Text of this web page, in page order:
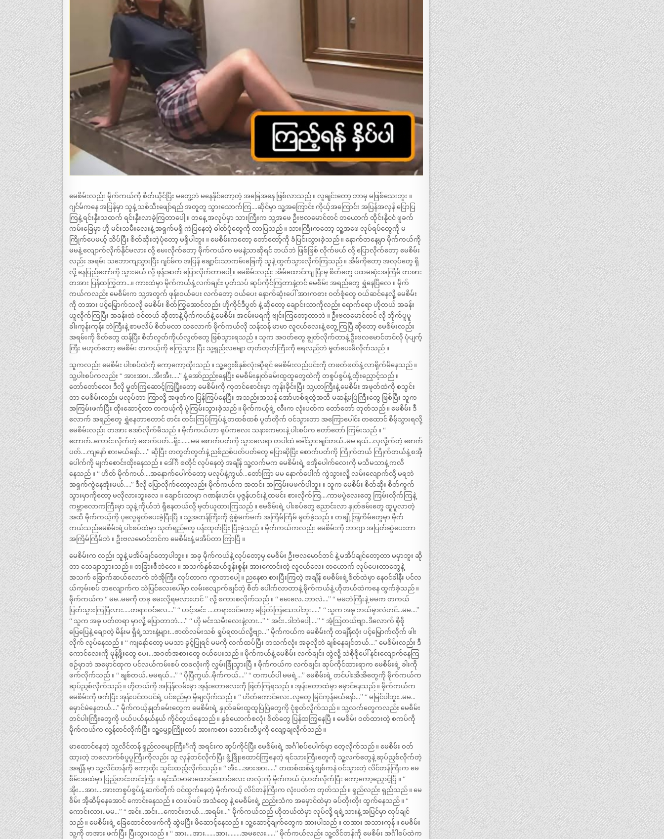
မေစိမ်းလည်း မိုက်ကယ်ကို စိတ်ယိုင်ပြီး မတွေ့ဘဲ မနေနိုင်တော့တဲ့ အခြေအနေ ဖြစ်လာသည် ။ လူချင်းတော့ ဘာမှ မဖြစ်သေးဘူး ။
ဂျင်မ်ကနေ အပြန်မှာ သူနဲ့ သစ်သီးဖျော်ရည် အတူတူ သွားသောက်ကြ….ဆိုင်မှာ သူ့အကြောင်း ကိုယ့်အကြောင်း အပြန်အလှန် ပြောပြ
ကြနဲ့ ရင်းနှီးသထက် ရင်းနှီးလာခဲ့ကြတာပေါ့ ။ တနေ့ အလုပ်မှာ သားကြီးက သူ့အဖေ ဦးဗလမောင်တင် တယောက် ထိုင်းနိုငငံ ဖူခက်
ကမ်းခြေမှာ ဟို မင်းသမီးလေးနဲ့ အရှက်မရှိ ကဲပြနေတဲ့ ဓါတ်ပုံတွေကို လာပြသည် ။ သားကြီးကတော့ သူ့အဖေ လုပ်ရပ်တွေကို မ
ကြိုက်ပေမယ့် သိပ်ပြီး စိတ်ဆိုးတဲ့ပုံတော့ မရှိပါဘူး ။ မေစိမ်းကတော့ တော်တော့်ကို ခံပြင်းသွားခဲ့သည် ။ နောက်တနေ့မှာ မိုက်ကယ်ကို
မမနဲ့ လျောက်လိုက်နိုင်မလား လို့ မေးလိုက်တော့ မိုက်ကယ်က မမနဲ့သာဆိုရင် ဘယ်ဘဲ ဖြစ်ဖြစ် လိုက်မယ် လို့ ပြောလိုက်တော့ မေစိမ်း
လည်း အရမ်း သဘောကျသွားပြီး ဂျင်မ်က အပြန် ချော့င်းသာကမ်းခြေကို သူနဲ့ ထွက်သွားလိုက်ကြသည် ။ အိမ်ကိုတော့ အလုပ်တွေ ရှိ
လို့ နေပြည်တော်ကို သွားမယ် လို့ ဖုန်းဆက် ပြောလိုက်တာပေါ့ ။ မေစိမ်းလည်း အိမ်ထောင်ကျ ပြီးမှ စိတ်တွေ ပထမဆုံးအကြိမ် တအား
တအား ပြန်ထကြွတာ…။ ကားထဲမှာ မိုက်ကယ်နဲ့ လက်ချင်း ပွတ်သပ် ဆုပ်ကိုင်ကြတာနဲ့တင် မေစိမ်း အရည်တွေ ရွှဲနေပြီလေ ။ မိုက်
ကယ်ကလည်း မေစိမ်းက သူ့အတွက် ဖုန်းဝယ်ပေး လက်တော့ ဝယ်ပေး နောက်ဆုံးပေါ် အားကစား ဝတ်စုံတွေ ဝယ်ဆင်နေလို့ မေစိမ်း
ကို တအား ပင့်မြှောက်သလို မေစိမ်း စိတ်ကြွအောင်လည်း ဟိုကိုင်ဒီပွတ် နဲ့ ဆိုတော့ ချောင်းသာကိုလည်း ရောက်ရော ဟိုတယ် အခန်း
ယူလိုက်ကြပြီး အခန်းထဲ ဝင်တယ် ဆိုတာနဲ့ မိုက်ကယ်နဲ့ မေစိမ်း အငမ်းမရကို ဗျင်းကြတော့တာဘဲ ။ ဦးဗလမောင်တင် လို ဘိုက်ပူပူ
ခါးကုန်းကုန်း ဘဲကြီးနဲ့ စာမလိပ် စိတ်မလာ သလောက် မိုက်ကယ်လို သန်သန် မာမာ လူငယ်လေးနဲ့ တွေ့ကြပြီ ဆိုတော့ မေစိမ်းလည်း
အရမ်းကို စိတ်တွေ ထန်ပြီး စိတ်လွတ်ကိုယ်လွတ်တွေ ဖြစ်သွားရသည် ။ သူက အဝတ်တွေ ချွတ်လိုက်တာနဲ့ ဦးဗလမောင်တင်လို ပုံပျက့်
ကြီး မဟုတ်တော့ မေစိမ်း တကယ့်ကို ကြွေသွား ပြီး သူ့ရှည်လမျော တုတ်တုတ်ကြီးကို ရေလည်ဘဲ မှုတ်ပေးမိလိုက်သည် ။
သူကလည်း မေစိမ်း ပါးစပ်ထဲကို ကော့ကော့ထိုးသည် ။ သူ့ဂွေးစိနှစ်လုံးဆိုရင် မေစိမ်းလည်ပင်းကို တဖတ်ဖတ်နဲ့ လာရိုက်မိနေသည် ။
သူ့ပါးစပ်ကလည်း “ အားအား…အီးအီး…..” နဲ့ အော်ညည်းနေပြီး မေစိမ်းနှုတ်ခမ်းထူထူတွေထဲကို တစွပ်စွပ်နဲ့ ထိုးညှောင့်သည် ။
တော်တော်လေး ဒီလို မှုတ်ကြဆောင့်ကြပြီ့းတော့ မေစိမ်းကို ကုတင်စောင်းမှာ ကုန်းခိုင်းပြီး သူ့ဟာကြီးနဲ့ မေစိမ်း အဖုတ်ထဲကို စသွင်း
တာ မေစိမ်းလည်း မလုပ်တာ ကြာလို့ အဖုတ်က ပြန်ကြပ်နေပြီး အသည်းအသန် အော်ဟစ်ရတဲ့အထိ မဆန့်မပြဲကြီးတွေ ဖြစ်ပြီး သူက
အကြမ်းဖက်ပြီး ထိုးဆောင့်တာ တကယ့်ကို ပွဲကြမ်းသွားခဲ့သည် ။ မိုက်ကယ့်ရဲ့ လီးက လုံးပတ်က တော်တော် တုတ်သည် ။ မေစိမ်း ဒီ
လောက် အရည်တွေ ရွှဲနေတာတောင် တင်း တင်းကြပ်ကြပ်နဲ့ တထစ်ထစ် ပွတ်တိုက် ဝင်သွားတာ အကြောပေါင်း တထောင် စိမ့်သွားရလို့
မေစိမ်းလည်း တအား အော်လိုက်မိသည် ။ မိုက်ကယ်ဟာ ရုပ်ကလေး သနားကမားနဲ့ ပါးစပ်က တော်တော် ကြမ်းသည် ။ “
တောက်..ကောင်းလိုက်တဲ့ စောက်ပတ်…ရှီး…….မမ စောက်ပတ်ကို သွားလေရာ တပါထဲ ခေါ်သွားချင်တယ်..မမ ရယ်…လှလို့က်တဲ့ စောက်
ပတ်….ကျနော် စားမယ်နော်…..” ဆိုပြီး တတွတ်တွတ်နဲ့ ညစ်ညစ်ပတ်ပတ်တွေ ပြောဆိုပြီး စောက်ပတ်ကို ကြိုက်တယ် ကြိုက်တယ်နဲ့ စအို
ပေါက်ကို မျက်စောင်းထိုးနေသည် ။ ဒေါ်ဂီ စတိုင် လုပ်နေတဲ့ အချိန် သူ့လက်မက မေစိမ်းရဲ့ စအိုပေါက်လေးကို မသိမသာနဲ့ ကလိ
နေသည် ။ “ ဟိတ် မိုက်ကယ်….အနောက်ပေါက်တော့ မလုပ်နဲ့ကွယ်…တော်ကြာ မမ နောက်ပေါက် ကွဲသွားလို့ လမ်းလျောက်လို့ မရဘဲ
အရှက်ကွဲနေအုံးမယ်…..” ဒီလို ပြောလိုက်တော့လည်း မိုက်ကယ်က အတင်း အကြမ်းမဖက်ပါဘူး ။ သူက မေစိမ်း စိတ်ဆိုး စိတ်ကွက်
သွားမှာကိုတော့ မလိုလားဘူးလေ ။ ချောင်းသာမှာ ဂဏန်းဟင်း ပုဇွန်ဟင်းနဲ့ ထမင်း စားလိုက်ကြ….ကာမပွဲလေးတွေ ကြမ်းလိုက်ကြနဲ့
ကမ္ဘာလောကကြီးမှာ သူနဲ့ ကိုယ်ဘဲ ရှိနေတယ်လို့ မှတ်ယူထားကြသည် ။ မေစိမ်းရဲ့ ပါးစပ်တွေ ညောင်းလာ နှုတ်ခမ်းတွေ ထူပူလာတဲ့
အထိ မိုက်ကယ့်ကို ပုလွေမှုတ်ပေးခဲ့ပြီးပြီ ။ သူ့အတန်ကြီးကို စွဲစွဲမက်မက် အကြိမ်ကြိမ် မှုတ်ခဲ့သည် ။ တချို့အြ့ကိမ်တွေမှာ မိုက်
ကယ်သည်မေစိမ်းရဲ့ပါးစပ်ထဲမှာ သုတ်ရည်တွေ ပန်းထုတ်ပြီး ပြီးခဲ့သည် ။ မိုက်ကယ်ကလည်း မေစိမ်းကို ဘာဂျာ အပြတ်ဆွဲပေးတာ
အကြိမ်ကြိမ်ဘဲ ။ ဦးဗလမောင်တင်က မေစိမ်းနဲ့ မအိပ်တာ ကြာပြီ ။
မေစိမ်းက လည်း သူနဲ့ မအိပ်ချင်တော့ပါဘူး ။ အခု မိုက်ကယ်နဲ့ လုပ်တော့မှ မေစိမ်း ဦးဗလမောင်တင် နဲ့ မအိပ်ချင်တော့တာ မမှာဘူး ဆို
တာ သေချာသွားသည် ။ တခြားစီဘဲလေ ။ အသက်နှစ်ဆယ်စွန်းစွန်း အားကောင်းတဲ့ လူငယ်လေး တယောက် လုပ်ပေးတာတွေနဲ့
အသက် ခြောက်ဆယ်လောက် ဘဲအိုကြီး လုပ်တာက ကွာတာပေါ့ ။ ညနေစာ စားပြီးကြတဲ့ အချိန် မေစိမ်းရဲ့စိတ်ထဲမှာ နေဝင်ခါနီး ပင်လ
ယ်က့မ်းစပ် တလျောက်က သဲပြင်လေးပေါ်မှာ လမ်းလျောက်ချင်တဲ့ စိတ် ပေါက်လာတာနဲ့ မိုက်ကယ်နဲ့ ဟိုတယ်ထဲကနေ ထွက်ခဲ့သည် ။
မိုက်ကယ်က “ မမ..မမကို တခု မေးလို့ရမလားဟင် ” လို့ စကားစလိုက်သည် ။ “ မေးလေ..ဘာလဲ….” “ မမဘဲကြီးနဲ့ မမက တကယ်
ပြတ်သွားကြပြီလား…..တရားဝင်လေ….” “ ဟင့်အင်း ….တရားဝင်တော့ မပြတ်ကြသေးပါဘူး…..” “ သူက အခု ဘယ်မှာလဲဟင်…မမ….”
“ သူက အခု ပတ်တရာ မှာလို့ ပြောတာဘဲ…..” “ ဟို မင်းသမီးလေးနဲ့လား…” “ အင်း..ဒါဘဲပေါ့…..” “ အံ့သြတယ်ဗျာ..ဒီလောက် စိုစို
ပြေပြေနဲ့ ချောတဲ့ မိန်းမ ရှိရဲ့သားနဲ့များ…ဇာတ်လမ်းသစ် ရှုပ်ရတယ်လို့ဗျာ…” မိုက်ကယ်က မေစိမ်းကို တချိန်လုံး ပင့်မြှောက်လိုက် ဖါး
လိုက် လုပ်နေသည် ။ “ ကျနော်တော့ မမသာ ခွင့်ပြုရင် မမကို လက်ထပ်ပြီး တသက်လုံး အခုလိုဘဲ ချစ်နေချင်တယ်….” မေစိမ်းလည်း ဒီ
ကောင်လေးကို မုန့်ဖို့းတွေ ပေး…အဝတ်အစားတွေ ဝယ်ပေးသည် ။ မိုက်ကယ်နဲ့ မေစိမ်း လက်ချင်း တွဲလို့ သဲစိုစိုပေါ် နင်းလျောက်နေကြ
စဉ်မှာဘဲ အမှောင်ထုက ပင်လယ်ကမ်းစပ် တခလုံးကို လွှမ်းခြုံသွားပြီ ။ မိုက်ကယ်က လက်ချင်း ဆုပ်ကိုင်ထားရာက မေစိမ်းရဲ့ ခါးကို
ဖက်လိုက်သည် ။ “ ချစ်တယ်..မမရယ်….” “ ပိုပြီကွယ်..မိုက်ကယ်….” “ တကယ်ပါ မမရဲ့…” မေစိမ်းရဲ့ တင်ပါးအိအိတွေကို မိုက်ကယ်က
ဆုပ်ညှစ်လိုက်သည် ။ ဟိုတယ်ကို အပြန်လမ်းမှာ အုန်းတောလေးကို ဖြတ်ကြရသည် ။ အုန်းတောထဲမှာ မှောင်နေသည် ။ မိုက်ကယ်က
မေစိမ်းကို ဖက်ပြီး အုန်းပင်တပင်ရဲ့ ပင်စည်မှာ မှီချလိုက်သည် ။ “ ဟိတ်ကောင်လေး..လူတွေ မြင်ကုန်မယ်နော်…” “ မမြင်ပါဘူး..မမ…
မှောင်မဲနေတယ်….” မိုက်ကယ့်နှုတ်ခမ်းတွေက မေစိမ်းရဲ့ နှုတ်ခမ်းထူထူပြဲပြဲတွေကို ငုံစုတ်လိုက်သည် ။ သူ့လက်တွေကလည်း မေစိမ်း
တင်ပါးကြီးတွေကို ပယ်ပယ်နယ်နယ် ကိုင်တွယ်နေသည် ။ နှစ်ယောက်စလုံး စိတ်တွေ ပြန်ထကြွနေပြီ ။ မေစိမ်း ဝတ်ထားတဲ့ စကပ်ကို
မိုက်ကယ်က လှ့န်တင်လိုက်ပြီး သူ့မျှော့ကြိုးတပ် အားကစား ဘောင်းဘီပွကို လျော့ချလိုက်သည် ။
မာထောင်နေတဲ့ သူ့လိင်တန် ရှည်လမျောကြီးိကို အရင်းက ဆုပ်ကိုင်ပြီး မေစိမ်းရဲ့ အင်္ဂါစပ်ပေါက်မှာ တေ့လိုက်သည် ။ မေစိမ်း ဝတ်
ထာ့းတဲ့ ဘလောက်စ်ပွပွကြီးကိုလည်း သူ လှန်တင်လိုက်ပြီး ဖွံ့ဖြိုးထောင်ကြွနေတဲ့ ရင်သားကြီးတွေကို သူ့လက်တွေနဲ့ ဆုပ်ညှစ်လိုက်တဲ့
အချိန် မှာ သူ့လိင်တန်ကို ကော့ထိုး သွင်းထည့်လိုက်သည် ။ “ အီး….အားအား…..” တထစ်ထစ်နဲ့ ဗျစ်ကနဲ ဝင်သွားတဲ့ လိင်တန်ကြီးက မေ
စိမ်းအထဲမှာ ပြည့်တင်းတင်းကြီး ။ ရင်သီးမာမာထောင်ထောင်လေး တလုံးကို မိုက်ကယ် ငုံဟတ်လိုက်ပြီး ကော့ကော့ညှောင့်ပြီ ။ “
အိုး….အား….အားတစွပ်စွပ်နဲ့ ဆက်တိုက် ဝင်ထွက်နေတဲ့ မိုက်ကယ့် လိင်တန်ကြီးက လုံးပတ်က တုတ်သည် ။ ရှည်လည်း ရှည်သည် ။ မေ
စိမ်း အီ့ဆိမ့်နေအောင် ကောင်းနေသည် ။ တဖပ်ဖပ် အသံတွေ နဲ့ မေစိမ်းရဲ့ ညည်းသံက အမှောင်ထဲမှာ ခပ်တိုးတိုး ထွက်နေသည် ။ “
ကောင်းလား..မမ…” “ အင်း..အင်း….ကောင်းတယ်….အရမ်း…” မိုက်ကယ်သည် ဟိုတယ်ထဲမှာ လုပ်လို့ ရရဲ့သားနဲ့ အပြင်မှာ လုပ်ချင်
သည် ။ မေစိမ်းရဲ့ ခြေထောင်တဖက်ကို ဆွဲမပြီး ဖိဆောင့်နေသည် ။ သူ့ဆောင့်ချက်တွေက အားပါသည် ။ တအား အသားကုန် ။ မေစိမ်း
သူ့ကို တအား ဖက်ပြီး ပြီးသွားသည် ။ “ အား….အား…….အား………အမလေး……” မိုက်ကယ်လည်း သူ့လိင်တန်ကို မေစိမ်း အင်္ဂါစပ်ထဲက